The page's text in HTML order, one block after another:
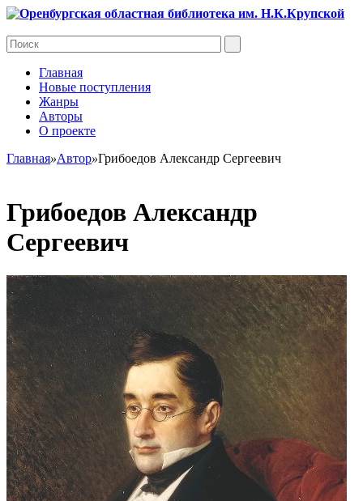
Главная
Новые поступления
Жанры
Авторы
О проекте
Главная»Автор»Грибоедов Александр Сергеевич
Грибоедов Александр
Сергеевич